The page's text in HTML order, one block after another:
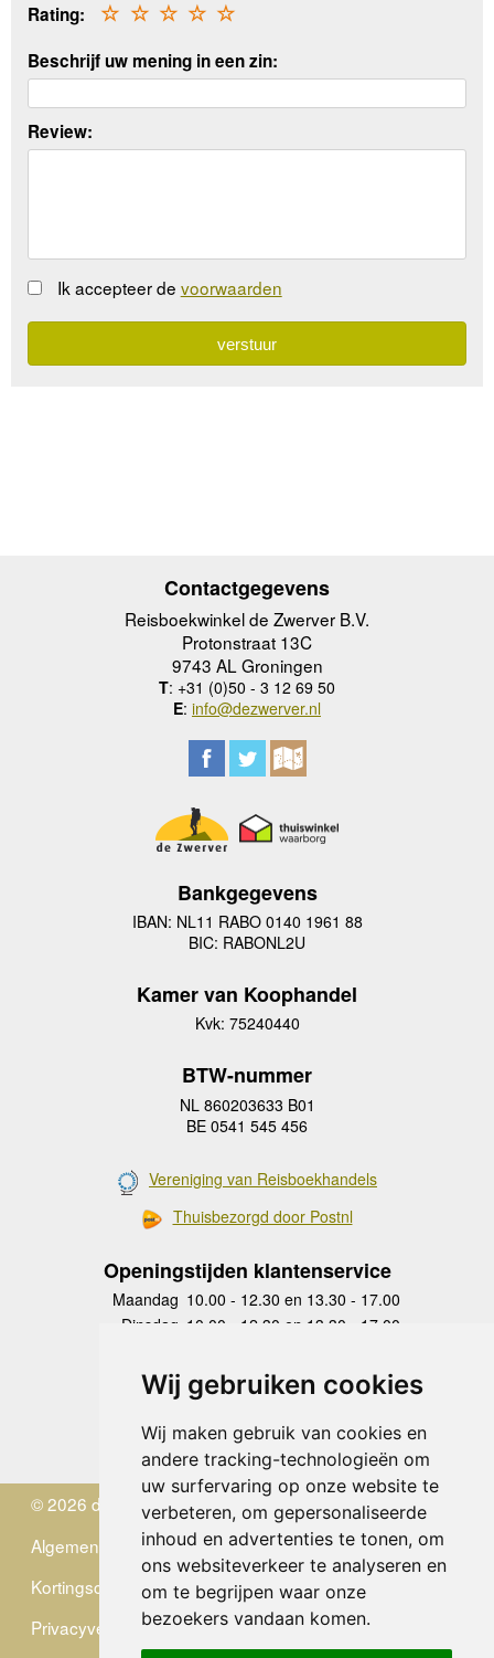
Wij gebruiken cookies
Wij maken gebruik van cookies en
andere tracking-technologieën om
uw surfervaring op onze website te
verbeteren, om gepersonaliseerde
inhoud en advertenties te tonen, om
ons websiteverkeer te analyseren en
om te begrijpen waar onze
bezoekers vandaan komen.
Rating: ☆
☆
☆
☆
☆
Beschrijf uw mening in een zin:
Review:
Ik accepteer de voorwaarden
Contactgegevens
Reisboekwinkel de Zwerver B.V.
Protonstraat 13C
9743 AL Groningen
T: +31 (0)50 - 3 12 69 50
E: info@dezwerver.nl
Bankgegevens
IBAN: NL11 RABO 0140 1961 88
BIC: RABONL2U
Kamer van Koophandel
Kvk: 75240440
BTW-nummer
NL 860203633 B01
BE 0541 545 456
Vereniging van Reisboekhandels
Thuisbezorgd door Postnl
Openingstijden klantenservice
Maandag 10.00 - 12.30 en 13.30 - 17.00
Dinsdag 10.00 - 12.30 en 13.30 - 17.00
Donderdag
10.00 - 12.30 en 13.30 - 17.00
Vrijdag 10.00 - 12.30 en 13.30 - 17.00
Zaterdag
gesloten
Zondag gesloten
© 2026 de Zwerver
Algemene Voorwaarden
Kortingscode
Privacyverklaring